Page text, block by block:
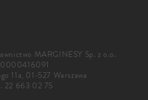
MARGINESY Sp. z o.o.
11a, 01-527 Warszawa
22 663 02 75